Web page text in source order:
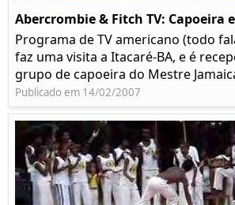
Abercrombie & Fitch TV: Capoeira
Programa de TV americano (todo
faz uma visita a Itacaré-BA, e é
grupo de capoeira do Mestre
Publicado em 14/02/2007